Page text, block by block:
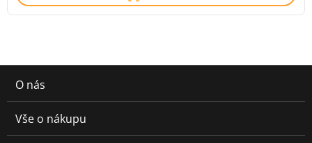
O nás
Vše o nákupu